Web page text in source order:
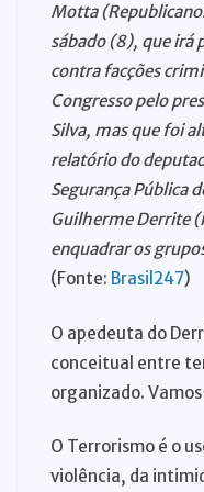
Motta
sábado (8), que irá
contra facções
Congresso pelo
Silva, mas que foi
relatório do
Segurança Pública
Guilherme Derrite
enquadrar os
(Fonte: Brasil247)
O apedeuta do
conceitual entre
organizado.
O Terrorismo é o
violência, da